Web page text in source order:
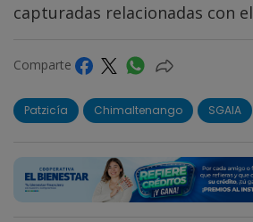
capturadas relacionadas con
Comparte
Patzicía Chimaltenango SGAIA